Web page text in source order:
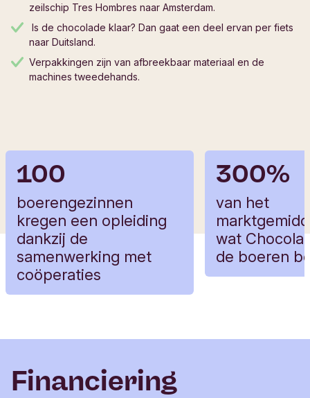
zeilschip Tres Hombres naar Amsterdam.
Is de chocolade klaar? Dan gaat een deel ervan per fiets
naar Duitsland.
Verpakkingen zijn van afbreekbaar materiaal en de
machines tweedehands.
100
boerengezinnen
kregen een opleiding
dankzij de
samenwerking met
coöperaties
300%
van het
wat
de boeren
Financiering